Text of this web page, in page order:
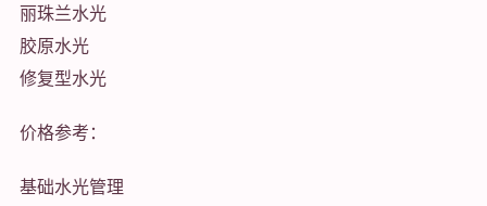
丽珠兰水光
胶原水光
修复型水光
价格参考：
基础水光管理